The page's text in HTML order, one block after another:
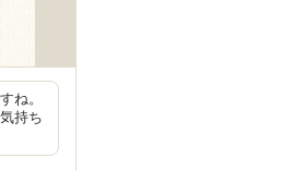
ね。
持ち